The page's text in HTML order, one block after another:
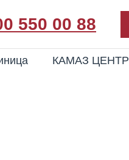
550 00 88
КАМАЗ ЦЕНТР